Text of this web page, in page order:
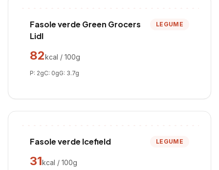
Fasole verde Green Grocers
Lidl
LEGUME
82kcal / 100g
P: 2gC: 0gG: 3.7g
Fasole verde Icefield LEGUME
31kcal / 100g